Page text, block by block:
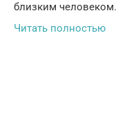
близким человеком.
Читать полностью